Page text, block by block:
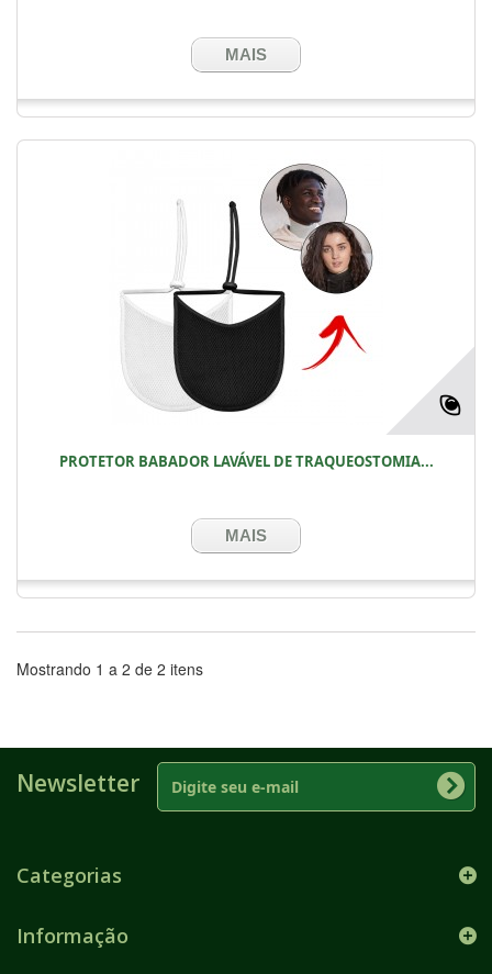
MAIS
PROTETOR BABADOR LAVÁVEL DE TRAQUEOSTOMIA...
MAIS
Mostrando 1 a 2 de 2 itens
Newsletter
Categorias
Informação